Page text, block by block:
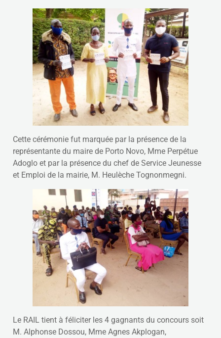
Cette cérémonie fut marquée par la présence de la
représentante du maire de Porto Novo, Mme Perpétue
Adoglo et par la présence du chef de Service Jeunesse
et Emploi de la mairie, M. Heulèche Tognonmegni.
Le RAIL tient à féliciter les 4 gagnants du concours soit
M. Alphonse Dossou, Mme Agnes Akplogan,